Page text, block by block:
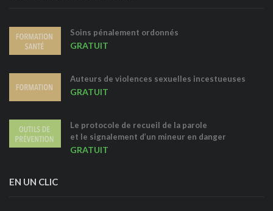
Soins pénalement ordonnés
GRATUIT
Auteurs de violences sexuelles incestueuses
GRATUIT
Le protocole de recueil de la parole
et le signalement d’un mineur en danger
GRATUIT
EN UN CLIC